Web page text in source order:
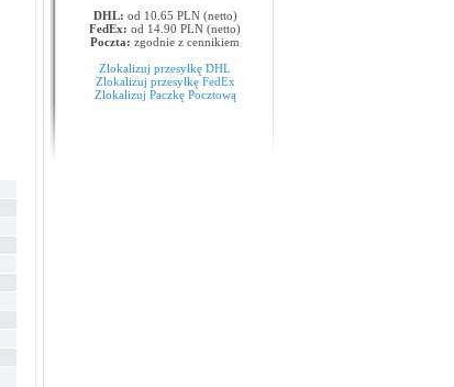
DHL: od 10.65 PLN (netto)
FedEx: od 14.90 PLN (netto)
Poczta: zgodnie z cennikiem
Zlokalizuj przesyłkę DHL
Zlokalizuj przesyłkę FedEx
Zlokalizuj Paczkę Pocztową